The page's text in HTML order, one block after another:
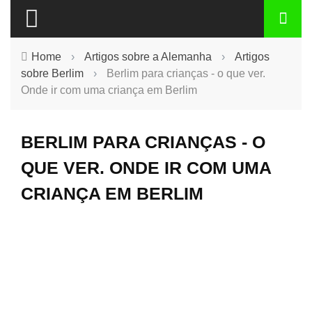
Home › Artigos sobre a Alemanha ›
Artigos
sobre Berlim
›
Berlim para crianças - o que ver.
Onde ir com uma criança em Berlim
BERLIM PARA CRIANÇAS - O
QUE VER. ONDE IR COM UMA
CRIANÇA EM BERLIM